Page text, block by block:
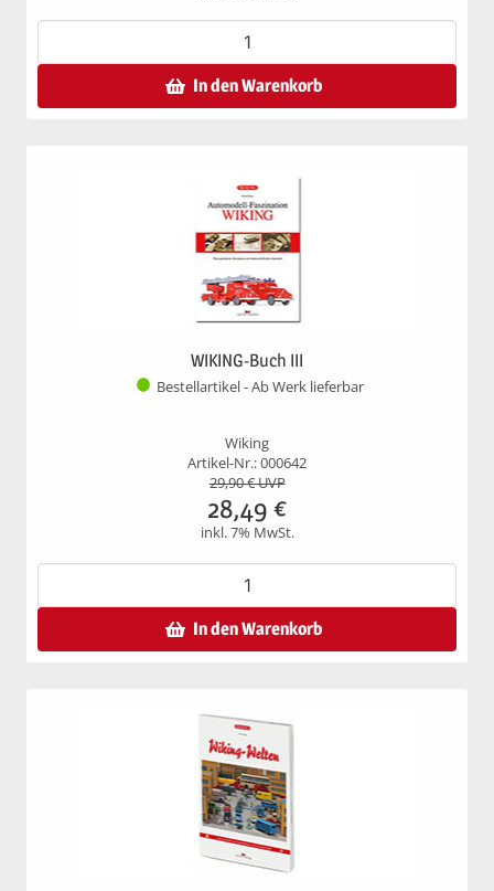
In den Warenkorb
WIKING-Buch III
Bestellartikel - Ab Werk lieferbar
Wiking
Artikel-Nr.: 000642
29,90€ UVP
28,49 €
inkl. 7% MwSt.
In den Warenkorb